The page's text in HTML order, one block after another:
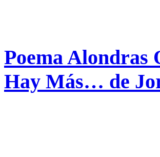
Poema Alondras
Hay Más… de